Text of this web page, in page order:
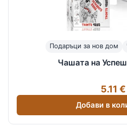
Подаръци за нов дом
Чашата на
5.11 €
Добави в